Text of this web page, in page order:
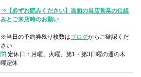
⇒【必ずお読みください】当面の当店営業の仕組
みとご来店時のお願い
※当日の予約券残り枚数はブログからご確認くだ
さい
定休日：月曜、火曜、第1・第3日曜の週の木
曜定休